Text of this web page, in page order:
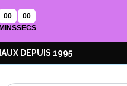
00
MINS
00
SECS
DEPUIS 1995